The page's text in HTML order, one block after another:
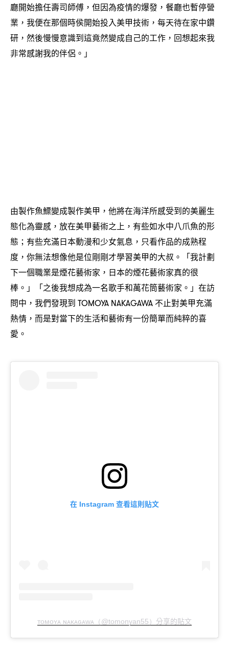
廳開始擔任壽司師傅 ， 但因為疫情的爆發 ， 餐廳也暫停營
業 ， 我便在那個時侯開始投入美甲技術 ， 每天待在家中鑽
研 ， 然後慢慢意識到這竟然變成自己的工作 ， 回想起來我
非常感謝我的伴侶。」
由製作魚鰾變成製作美甲 ， 他將在海洋所感受到的美麗生
態化為靈感 ， 放在美甲藝術之上 ， 有些如水中八爪魚的形
態 ； 有些充滿日本動漫和少女氣息 ， 只看作品的成熟程
度 ， 你無法想像他是位剛剛才學習美甲的大叔。「我計劃
下一個職業是煙花藝術家 ， 日本的煙花藝術家真的很
棒。」「之後我想成為一名歌手和萬花筒藝術家。」在訪
問中 ， 我們發現到 TOMOYA NAKAGAWA 不止對美甲充滿
熱情 ， 而是對當下的生活和藝術有一份簡單而純粹的喜
愛。
在 Instagram 查看這則貼文
ᴛᴏᴍᴏʏᴀ ɴᴀᴋᴀɢᴀᴡᴀ（@tomonyan55） 分享的貼文